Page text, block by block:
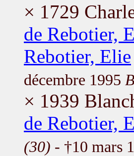
× 1729
de Rebotier,
Rebotier, Elie
décembre 1995
× 1939
de Rebotier,
(30) - †10 mars